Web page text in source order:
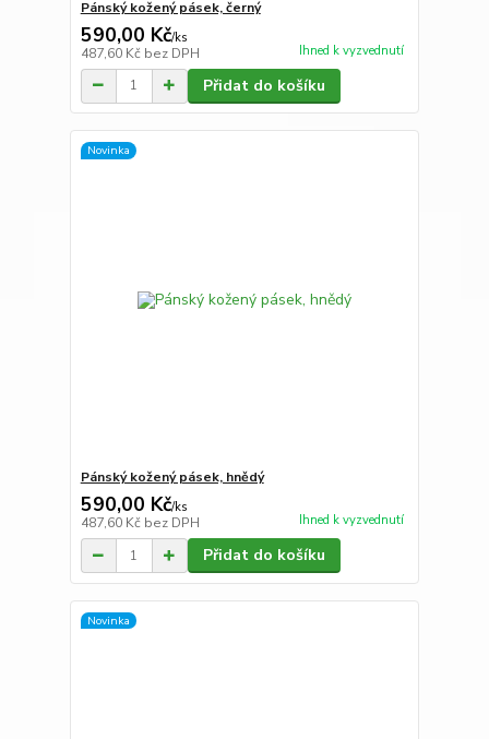
Pánský kožený pásek, černý
590,00 Kč/ks
487,60 Kč bez DPH Ihned k vyzvednutí
Přidat do košíku
Novinka
Pánský kožený pásek, hnědý
590,00 Kč/ks
487,60 Kč bez DPH Ihned k vyzvednutí
Přidat do košíku
Novinka